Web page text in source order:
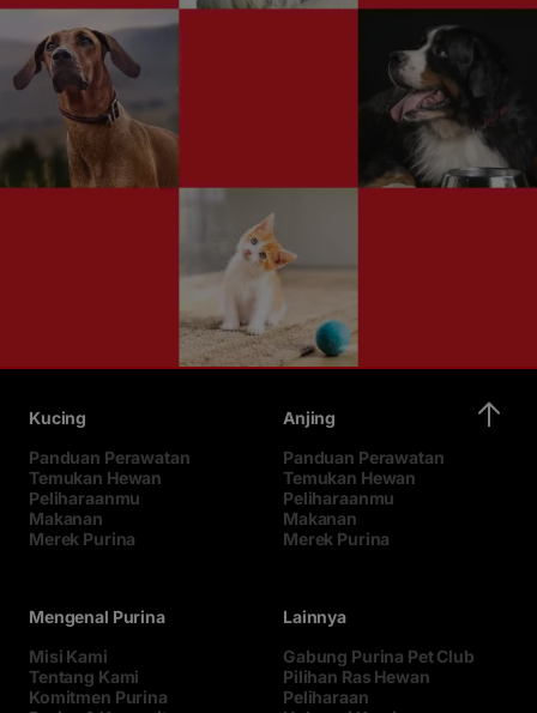
Kucing
Panduan Perawatan
Temukan Hewan
Peliharaanmu
Makanan
Merek Purina
Anjing
Panduan Perawatan
Temukan Hewan
Peliharaanmu
Makanan
Merek Purina
Mengenal Purina
Misi Kami
Tentang Kami
Komitmen Purina
Lainnya
Gabung Purina Pet Club
Pilihan Ras Hewan
Peliharaan